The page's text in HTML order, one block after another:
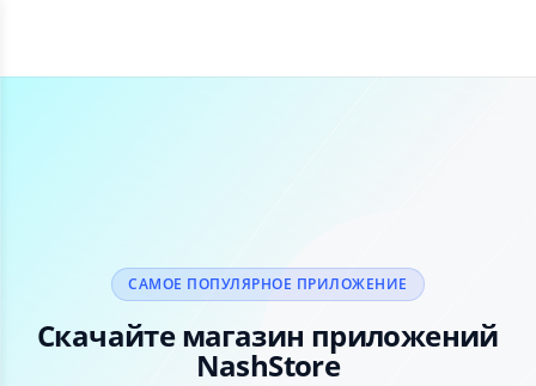
САМОЕ ПОПУЛЯРНОЕ ПРИЛОЖЕНИЕ
Скачайте магазин приложений
NashStore